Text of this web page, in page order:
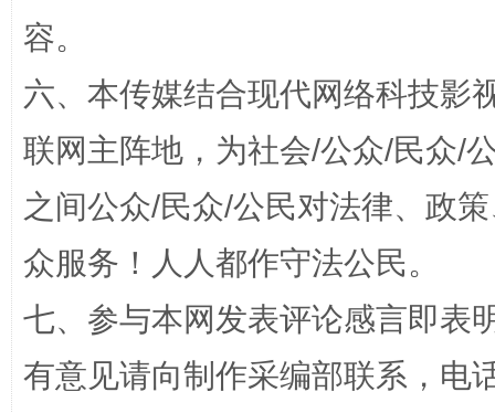
千年窑火 生生不息
容。
六、本传媒结合现代网络科技影
联网主阵地，为社会/公众/民众/
之间公众/民众/公民对法律、政
众服务！人人都作守法公民。
七、参与本网发表评论感言即表
有意见请向制作采编部联系，电